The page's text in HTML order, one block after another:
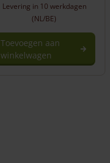
Levering in 10 werkdagen
(NL/BE)
Toevoegen aan
winkelwagen